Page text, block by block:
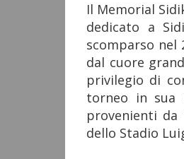
Il Memorial
dedicato a
scomparso nel
dal cuore
privilegio di
torneo in sua
provenienti
dello Stadio